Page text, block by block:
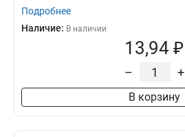
Подробнее
Наличие: В наличии
13,94 ₽
– +
В корзину